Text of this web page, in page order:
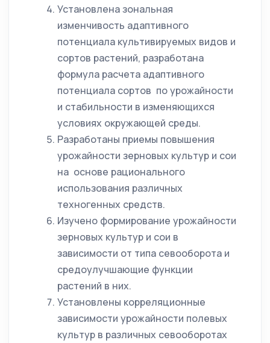
Установлена зональная
изменчивость адаптивного
потенциала культивируемых видов и
сортов растений, разработана
формула расчета адаптивного
потенциала сортов по урожайности
и стабильности в изменяющихся
условиях окружающей среды.
Разработаны приемы повышения
урожайности зерновых культур и сои
на основе рационального
использования различных
техногенных средств.
Изучено формирование урожайности
зерновых культур и сои в
зависимости от типа севооборота и
средоулучшающие функции
растений в них.
Установлены корреляционные
зависимости урожайности полевых
культур в различных севооборотах